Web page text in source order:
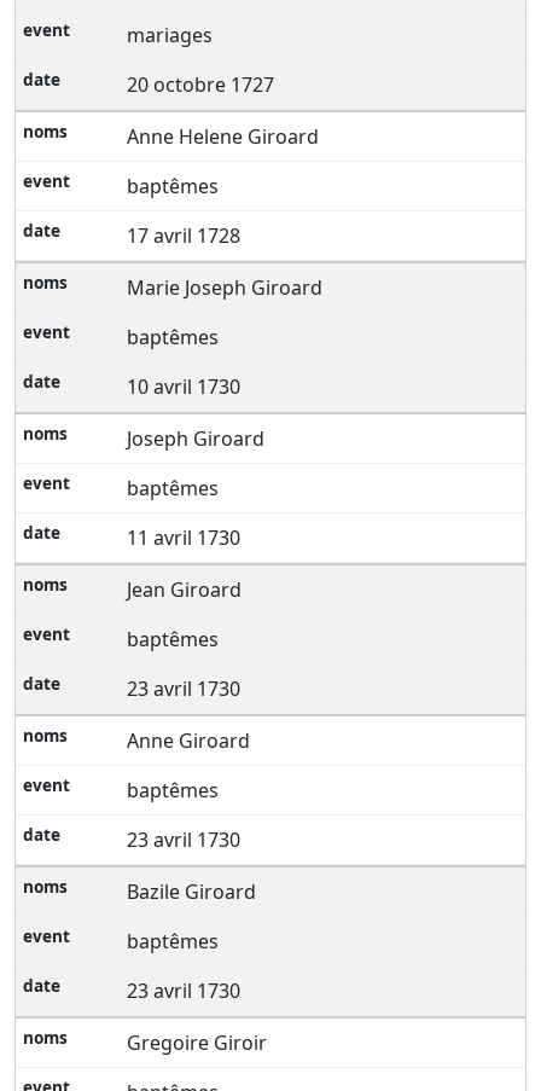
mariages
20 octobre 1727
Anne Helene Giroard
baptêmes
17 avril 1728
Marie Joseph Giroard
baptêmes
10 avril 1730
Joseph Giroard
baptêmes
11 avril 1730
Jean Giroard
baptêmes
23 avril 1730
Anne Giroard
baptêmes
23 avril 1730
Bazile Giroard
baptêmes
23 avril 1730
Gregoire Giroir